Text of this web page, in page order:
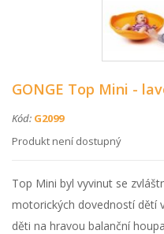
GONGE Top Mini -
Kód: G2099
Produkt není dostupný
Top Mini byl vyvinut se
motorických dovedností dětí
děti na hravou balanční